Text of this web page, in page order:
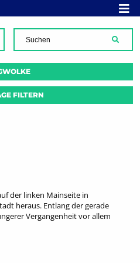
MENÜ
FILTERN
der linken Mainseite in
heraus. Entlang der gerade
Vergangenheit vor allem